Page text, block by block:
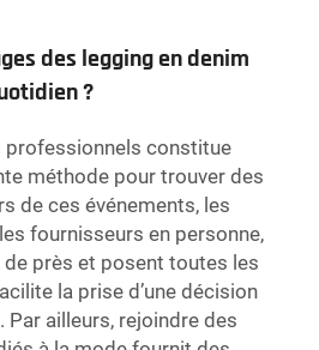
des legging en denim
?
professionnels constitue
méthode pour trouver des
de ces événements, les
fournisseurs en personne,
près et posent toutes les
la prise d’une décision
Par ailleurs, rejoindre des